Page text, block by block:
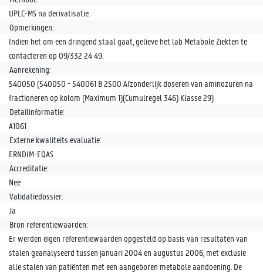
UPLC-MS na derivatisatie.
Opmerkingen:
Indien het om een dringend staal gaat, gelieve het lab Metabole Ziekten te
contacteren op 09/332 24 49.
Aanrekening:
540050 (540050 - 540061 B 2500 Afzonderlijk doseren van aminozuren na
fractioneren op kolom (Maximum 1)(Cumulregel 346) Klasse 29)
Detailinformatie:
A1061
Externe kwaliteits evaluatie:
ERNDIM-EQAS
Accreditatie:
Nee
Validatiedossier:
Ja
Bron referentiewaarden:
Er werden eigen referentiewaarden opgesteld op basis van resultaten van
stalen geanalyseerd tussen januari 2004 en augustus 2006, met exclusie
alle stalen van patiënten met een aangeboren metabole aandoening. De